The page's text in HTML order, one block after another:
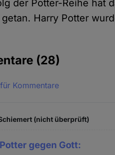
der Potter-Reihe hat
Harry Potter
(28)
Kommentare
(nicht überprüft)
gegen Gott: